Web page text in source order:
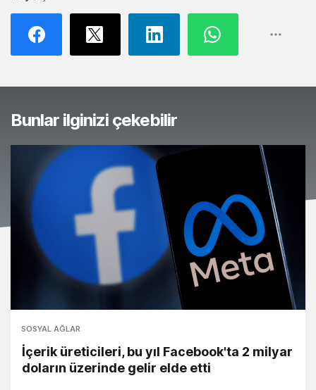
Bunlar ilginizi çekebilir
SOSYAL AĞLAR
İçerik üreticileri, bu yıl Facebook'ta 2 milyar
doların üzerinde gelir elde etti